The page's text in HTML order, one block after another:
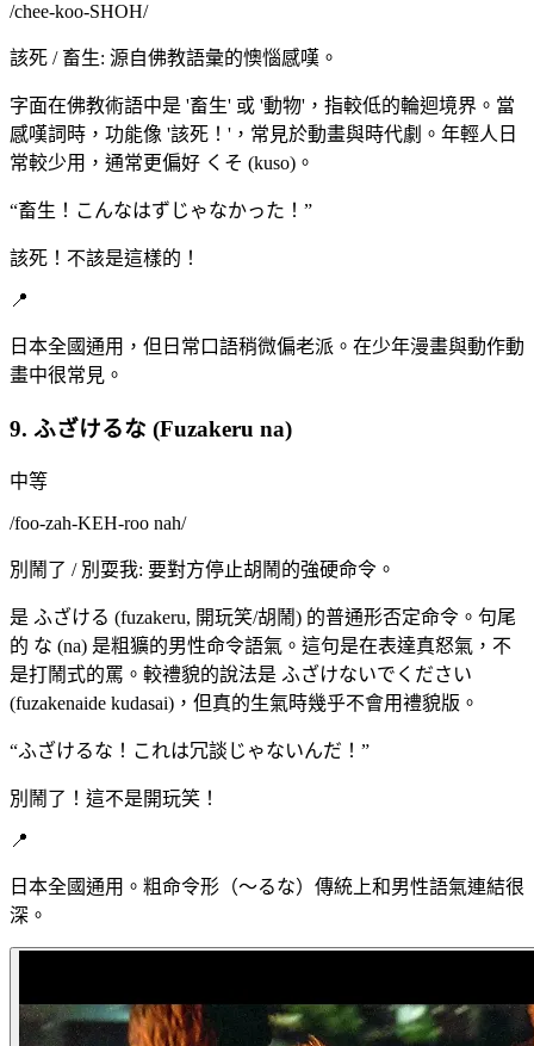
/chee-koo-SHOH/
該死 / 畜生: 源自佛教語彙的懊惱感嘆。
字面在佛教術語中是 '畜生' 或 '動物'，指較低的輪迴境界。當
感嘆詞時，功能像 '該死！'，常見於動畫與時代劇。年輕人日
常較少用，通常更偏好 くそ (kuso)。
“畜生！こんなはずじゃなかった！ ”
該死！不該是這樣的！
📍
日本全國通用，但日常口語稍微偏老派。在少年漫畫與動作動
畫中很常見。
9. ふざけるな (Fuzakeru na)
中等
/foo-zah-KEH-roo nah/
別鬧了 / 別耍我: 要對方停止胡鬧的強硬命令。
是 ふざける (fuzakeru, 開玩笑/胡鬧) 的普通形否定命令。句尾
的 な (na) 是粗獷的男性命令語氣。這句是在表達真怒氣，不
是打鬧式的罵。較禮貌的說法是 ふざけないでください
(fuzakenaide kudasai)，但真的生氣時幾乎不會用禮貌版。
“ふざけるな！これは冗談じゃないんだ！ ”
別鬧了！這不是開玩笑！
📍
日本全國通用。粗命令形（～るな）傳統上和男性語氣連結很
深。